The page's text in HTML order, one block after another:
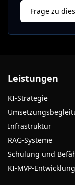
Frage zu
Leistungen
KI-Strategie
Infrastruktur
RAG-Systeme
Schulung und
KI-MVP-Entwicklung